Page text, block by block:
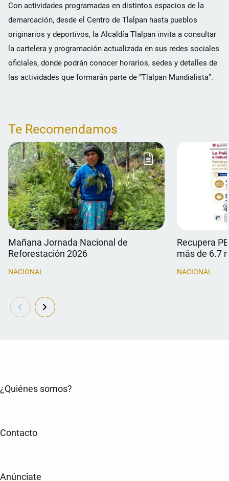
Con actividades programadas en distintos espacios de la
demarcación, desde el Centro de Tlalpan hasta pueblos
originarios y deportivos, la Alcaldía Tlalpan invita a consultar
la cartelera y programación actualizada en sus redes sociales
oficiales, donde podrán conocer horarios, sedes y detalles de
las actividades que formarán parte de “Tlalpan Mundialista”.
Te Recomendamos
Mañana Jornada Nacional de
Reforestación 2026
NACIONAL
Recupera
más de 6.7
NACIONAL
¿Quiénes somos?
Contacto
Anúnciate